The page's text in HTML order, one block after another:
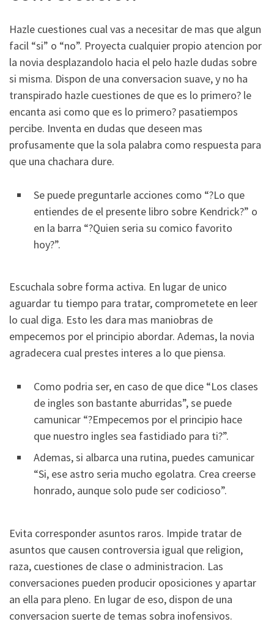
Hazle cuestiones cual vas a necesitar de mas que algun
facil “si” o “no”. Proyecta cualquier propio atencion por
la novia desplazandolo hacia el pelo hazle dudas sobre
si misma. Dispon de una conversacion suave, y no ha
transpirado hazle cuestiones de que es lo primero? le
encanta asi­ como que es lo primero? pasatiempos
percibe. Inventa en dudas que deseen mas
profusamente que la sola palabra como respuesta para
que una chachara dure.
Se puede preguntarle acciones como “?Lo que
entiendes de el presente libro sobre Kendrick?” o
en la barra “?Quien seri­a su comico favorito
hoy?”.
Escuchala sobre forma activa. En lugar de unico
aguardar tu tiempo para tratar, comprometete en leer
lo cual diga. Esto les dara mas maniobras de
empecemos por el principio abordar. Ademas, la novia
agradecera cual prestes interes a lo que piensa.
Como podri­a ser, en caso de que dice “Los clases
de ingles son bastante aburridas”, se puede
camunicar “?Empecemos por el principio hace
que nuestro ingles sea fastidiado para ti?”.
Ademas, si albarca una rutina, puedes camunicar
“Si, ese astro seri­a mucho egolatra. Crea creerse
honrado, aunque solo pude ser codicioso”.
Evita corresponder asuntos raros. Impide tratar de
asuntos que causen controversia igual que religion,
raza, cuestiones de clase o administracion. Las
conversaciones pueden producir oposiciones y apartar
an ella para pleno. En lugar de eso, dispon de una
conversacion suerte de temas sobra inofensivos.